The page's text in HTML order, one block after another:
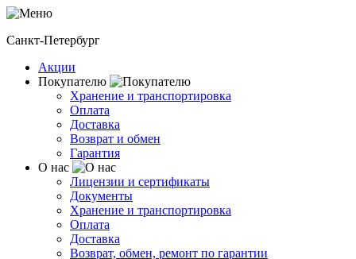
Санкт-Петербург
Акции
Покупателю
Хранение и транспортировка
Оплата
Доставка
Возврат и обмен
Гарантия
О нас
Лицензии и сертификаты
Документы
Хранение и транспортировка
Оплата
Доставка
Возврат, обмен, ремонт по гарантии